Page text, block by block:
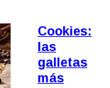
Cookies:
las
galletas
más